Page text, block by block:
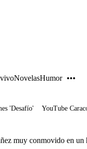
NovelasHumor
'Desafío' YouTube
muy conmovido en un